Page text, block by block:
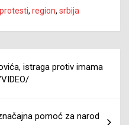
protesti, region, srbija
istraga protiv imama
pomoć za narod